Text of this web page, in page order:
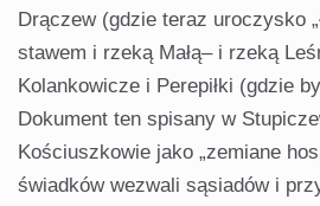
Drączew (gdzie teraz uroczysko
stawem i rzeką Małą– i rzeką
Kolankowicze i Perepiłki (gdzie
Dokument ten spisany w
Kościuszkowie jako „zemiane
świadków wezwali sąsiadów i